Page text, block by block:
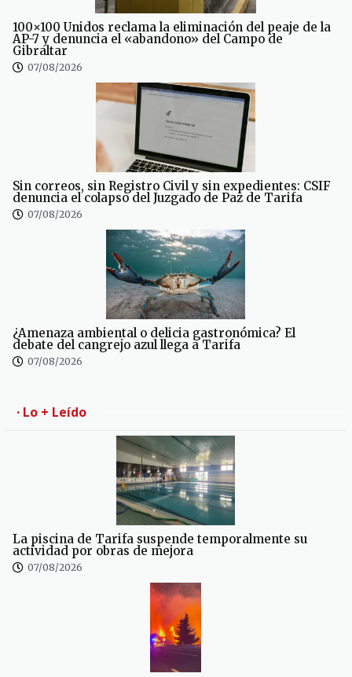
100×100 Unidos reclama la eliminación del peaje de la
AP-7 y denuncia el «abandono» del Campo de
Gibraltar
07/08/2026
Sin correos, sin Registro Civil y sin expedientes: CSIF
denuncia el colapso del Juzgado de Paz de Tarifa
07/08/2026
¿Amenaza ambiental o delicia gastronómica? El
debate del cangrejo azul llega a Tarifa
07/08/2026
· Lo + Leído
La piscina de Tarifa suspende temporalmente su
actividad por obras de mejora
07/08/2026